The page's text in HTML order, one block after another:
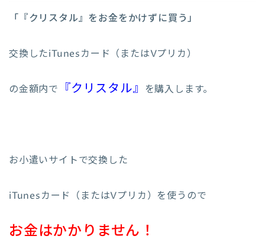
「『クリスタル』をお金をかけずに買う」
交換したiTunesカード（またはVプリカ）
の金額内で 『クリスタル』 を購入します。
お小遣いサイトで交換した
iTunesカード（またはVプリカ）を使うので
お金はかかりません！